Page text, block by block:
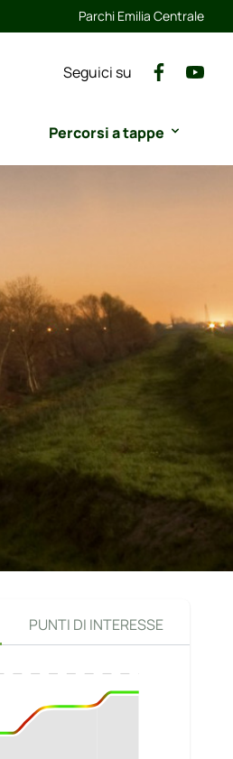
Parchi Emilia Centrale
Seguici su
Percorsi a tappe
PUNTI DI INTERESSE